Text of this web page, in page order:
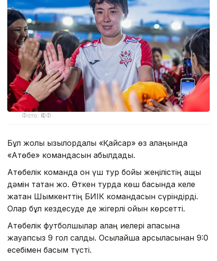
Фото: ҚФФ
Бұл жолы қызылордалық «Қайсар» өз алаңында
«Ақтөбе» командасын қабылдады.
Ақтөбелік команда он үш тур бойы жеңілістің ащы
дәмін татқан жоқ. Өткен турда көш басында келе
жатқан Шымкенттің БИІК командасын сүріндірді.
Олар бұл кездесуде де жігерлі ойын көрсетті.
Ақтөбелік футболшылар алаң иелері қақпасына
жауапсыз 9 гол салды. Осылайша қарсыласынан 9:0
есебімен басым түсті.